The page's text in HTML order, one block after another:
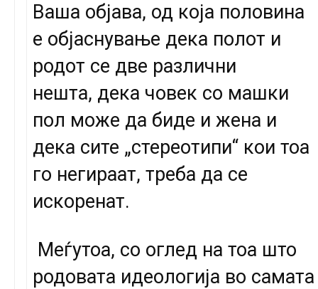
Ваша објава, од која половина
е објаснување дека полот и
родот се две различни
нешта, дека човек со машки
пол може да биде и жена и
дека сите „стереотипи“ кои тоа
го негираат, треба да се
искоренат.
Меѓутоа, со оглед на тоа што
родовата идеологија во самата